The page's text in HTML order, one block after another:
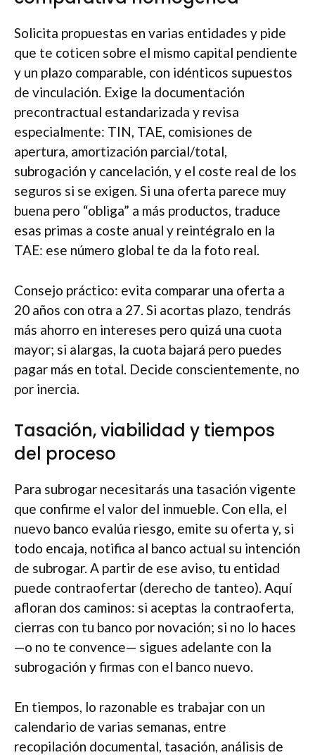
Solicita propuestas en varias entidades y pide
que te coticen sobre el mismo capital pendiente
y un plazo comparable, con idénticos supuestos
de vinculación. Exige la documentación
precontractual estandarizada y revisa
especialmente: TIN, TAE, comisiones de
apertura, amortización parcial/total,
subrogación y cancelación, y el coste real de los
seguros si se exigen. Si una oferta parece muy
buena pero “obliga” a más productos, traduce
esas primas a coste anual y reintégralo en la
TAE: ese número global te da la foto real.
Consejo práctico: evita comparar una oferta a
20 años con otra a 27. Si acortas plazo, tendrás
más ahorro en intereses pero quizá una cuota
mayor; si alargas, la cuota bajará pero puedes
pagar más en total. Decide conscientemente, no
por inercia.
Tasación, viabilidad y tiempos
del proceso
Para subrogar necesitarás una tasación vigente
que confirme el valor del inmueble. Con ella, el
nuevo banco evalúa riesgo, emite su oferta y, si
todo encaja, notifica al banco actual su intención
de subrogar. A partir de ese aviso, tu entidad
puede contraofertar (derecho de tanteo). Aquí
afloran dos caminos: si aceptas la contraoferta,
cierras con tu banco por novación; si no lo haces
—o no te convence— sigues adelante con la
subrogación y firmas con el banco nuevo.
En tiempos, lo razonable es trabajar con un
calendario de varias semanas, entre
recopilación documental, tasación, análisis de